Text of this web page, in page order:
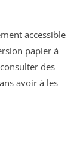
accessible
papier à
des
avoir à les